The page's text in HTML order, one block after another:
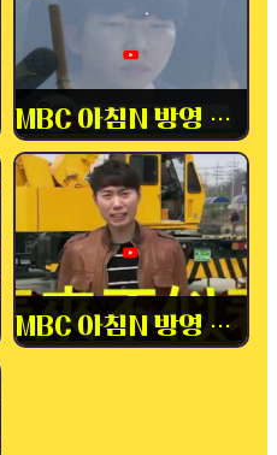
MBC 아침N 방영 중장비
MBC 아침N 방영 중장비